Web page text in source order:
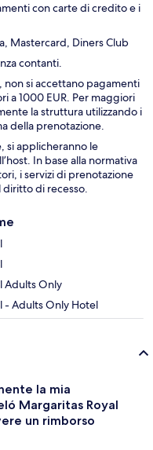
con carte di credito e i
Mastercard, Diners Club
contanti.
non si accettano pagamenti
a 1000 EUR. Per maggiori
la struttura utilizzando i
della prenotazione.
si applicheranno le
In base alla normativa
i servizi di prenotazione
di recesso.
Adults Only
- Adults Only Hotel
la mia
Margaritas Royal
un rimborso